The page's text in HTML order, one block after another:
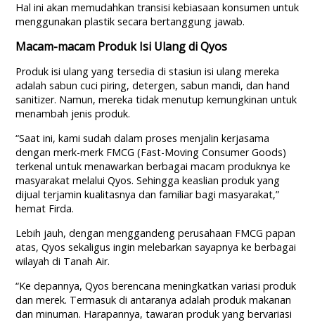
Hal ini akan memudahkan transisi kebiasaan konsumen untuk
menggunakan plastik secara bertanggung jawab.
Macam-macam Produk Isi Ulang di Qyos
Produk isi ulang yang tersedia di stasiun isi ulang mereka
adalah sabun cuci piring, detergen, sabun mandi, dan hand
sanitizer. Namun, mereka tidak menutup kemungkinan untuk
menambah jenis produk.
“Saat ini, kami sudah dalam proses menjalin kerjasama
dengan merk-merk FMCG (Fast-Moving Consumer Goods)
terkenal untuk menawarkan berbagai macam produknya ke
masyarakat melalui Qyos. Sehingga keaslian produk yang
dijual terjamin kualitasnya dan familiar bagi masyarakat,”
hemat Firda.
Lebih jauh, dengan menggandeng perusahaan FMCG papan
atas, Qyos sekaligus ingin melebarkan sayapnya ke berbagai
wilayah di Tanah Air.
“Ke depannya, Qyos berencana meningkatkan variasi produk
dan merek. Termasuk di antaranya adalah produk makanan
dan minuman. Harapannya, tawaran produk yang bervariasi